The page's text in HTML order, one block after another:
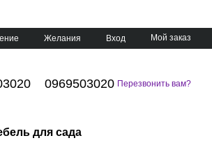
Желания Вход Мой заказ
0969503020 Перезвонить вам?
для сада